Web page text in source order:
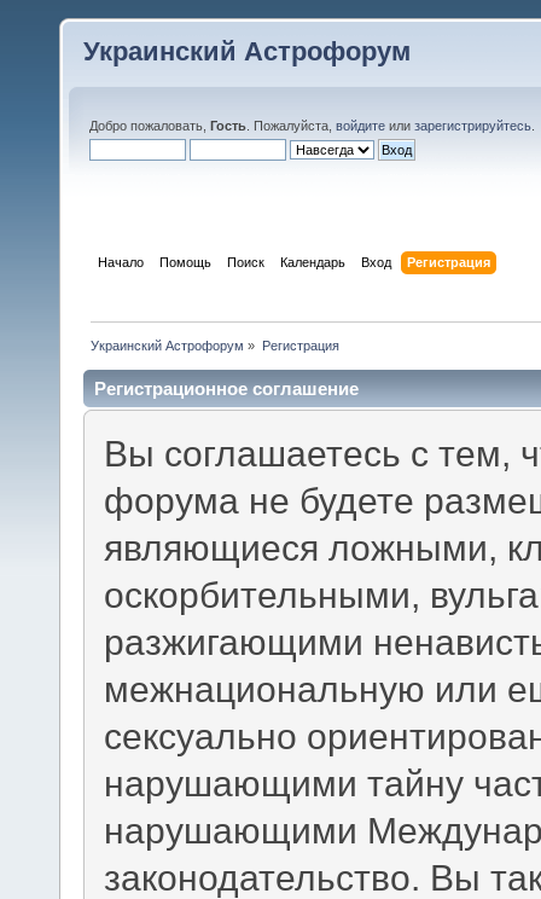
Украинский Астрофорум
Добро пожаловать, Гость . Пожалуйста, войдите или зарегистрируйтесь
Начало Помощь Поиск Календарь Вход Регистрация
Украинский Астрофорум » Регистрация
Регистрационное соглашение
Вы соглашаетесь с тем,
форума не будете
являющиеся ложными,
оскорбительными,
разжигающими
межнациональную или
сексуально
нарушающими тайну
нарушающими
законодательство. Вы